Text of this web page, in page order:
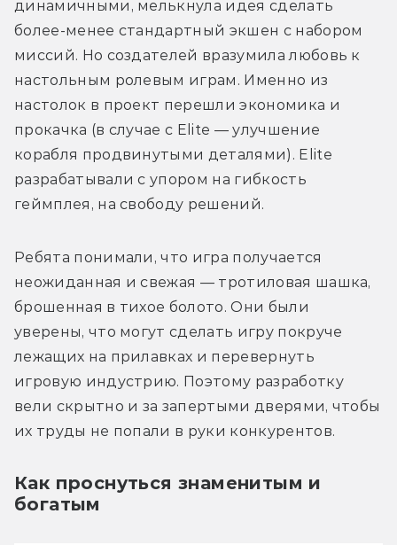
динамичными, мелькнула идея сделать
более-менее стандартный экшен с набором
миссий. Но создателей вразумила любовь к
настольным ролевым играм. Именно из
настолок в проект перешли экономика и
прокачка (в случае с Elite — улучшение
корабля продвинутыми деталями). Elite
разрабатывали с упором на гибкость
геймплея, на свободу решений.
Ребята понимали, что игра получается
неожиданная и свежая — тротиловая шашка,
брошенная в тихое болото. Они были
уверены, что могут сделать игру покруче
лежащих на прилавках и перевернуть
игровую индустрию. Поэтому разработку
вели скрытно и за запертыми дверями, чтобы
их труды не попали в руки конкурентов.
Как проснуться знаменитым и
богатым